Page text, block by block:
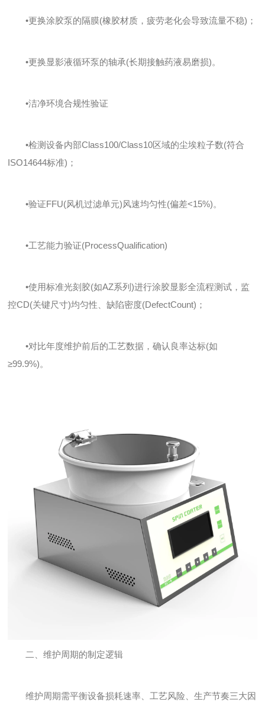
•更换涂胶泵的隔膜(橡胶材质，疲劳老化会导致流量不稳)；
•更换显影液循环泵的轴承(长期接触药液易磨损)。
•洁净环境合规性验证
•检测设备内部Class100/Class10区域的尘埃粒子数(符合
ISO14644标准)；
•验证FFU(风机过滤单元)风速均匀性(偏差<15%)。
•工艺能力验证(ProcessQualification)
•使用标准光刻胶(如AZ系列)进行涂胶显影全流程测试，监
控CD(关键尺寸)均匀性、缺陷密度(DefectCount)；
•对比年度维护前后的工艺数据，确认良率达标(如
≥99.9%)。
二、维护周期的制定逻辑
维护周期需平衡设备损耗速率、工艺风险、生产节奏三大因